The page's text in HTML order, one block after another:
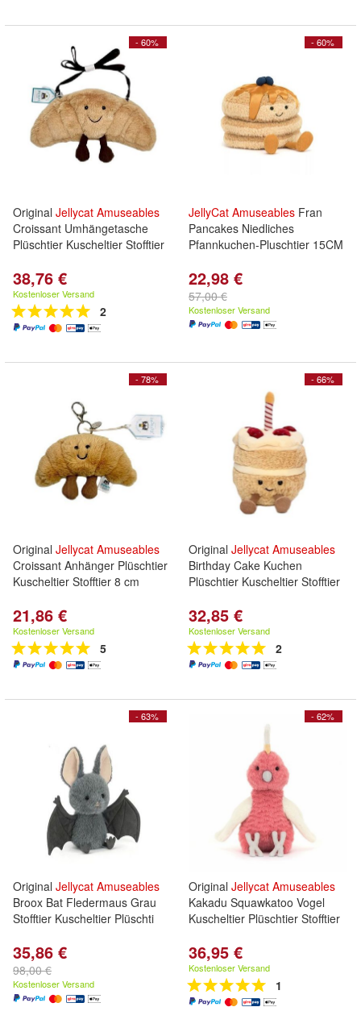
- 60%
Original Jellycat Amuseables
Croissant Umhängetasche
Plüschtier Kuscheltier Stofftier
38,76 €
Kostenloser Versand
2
- 60%
JellyCat Amuseables Fran
Pancakes Niedliches
Pfannkuchen-Pluschtier 15CM
22,98 €
57,00 €
Kostenloser Versand
- 78%
Original Jellycat Amuseables
Croissant Anhänger Plüschtier
Kuscheltier Stofftier 8 cm
21,86 €
Kostenloser Versand
5
- 66%
Original Jellycat Amuseables
Birthday Cake Kuchen
Plüschtier Kuscheltier Stofftier
32,85 €
Kostenloser Versand
2
- 63%
Original Jellycat Amuseables
Broox Bat Fledermaus Grau
Stofftier Kuscheltier Plüschti
35,86 €
98,00 €
Kostenloser Versand
- 62%
Original Jellycat Amuseables
Kakadu Squawkatoo Vogel
Kuscheltier Plüschtier Stofftier
36,95 €
Kostenloser Versand
1